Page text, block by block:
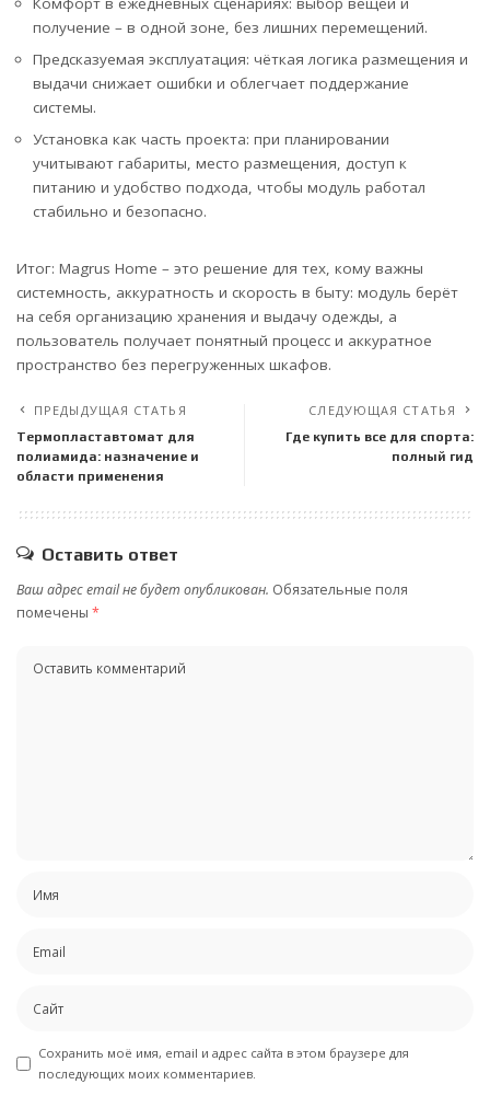
получение – в одной зоне, без лишних перемещений.
Предсказуемая эксплуатация: чёткая логика размещения и
выдачи снижает ошибки и облегчает поддержание
системы.
Установка как часть проекта: при планировании
учитывают габариты, место размещения, доступ к
питанию и удобство подхода, чтобы модуль работал
стабильно и безопасно.
Итог: Magrus Home – это решение для тех, кому важны
системность, аккуратность и скорость в быту: модуль берёт
на себя организацию хранения и выдачу одежды, а
пользователь получает понятный процесс и аккуратное
пространство без перегруженных шкафов.
ПРЕДЫДУЩАЯ СТАТЬЯ
Термопластавтомат для
полиамида: назначение и
области применения
СЛЕДУЮЩАЯ СТАТЬЯ
Где купить все для спорта:
полный гид
Оставить ответ
Ваш адрес email не будет опубликован. Обязательные поля
помечены *
Сохранить моё имя, email и адрес сайта в этом браузере для
последующих моих комментариев.